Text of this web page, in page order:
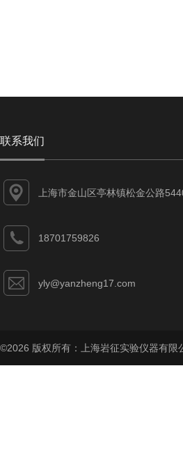
联系我们
上海市金山区亭林镇松金公路
18701759826
yly@yanzheng17.com
©2026 版权所有：上海岩征实验仪器有限